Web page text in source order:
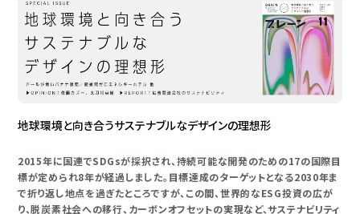
地球環境と向き合うサステナブルなデザインの理想形
2015年に国連でSDGsが採択され、持続可能な開発のための17の国際目
標が定められ8年が経過しました。目標達成のターゲットとなる2030年ま
で折り返し地点を過ぎたところですが、この間、世界的なESG投資の広が
り、脱炭素社会への移行、カーボンオフセットの実現など、サステナビリティ